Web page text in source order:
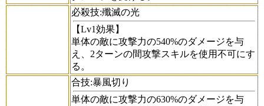
必殺技:殲滅の光
【Lv1効果】
単体の敵に攻撃力の540%のダメージを与
え、2ターンの間攻撃スキルを使用不可にす
る。
合技:暴風切り
単体の敵に攻撃力の630%のダメージを与